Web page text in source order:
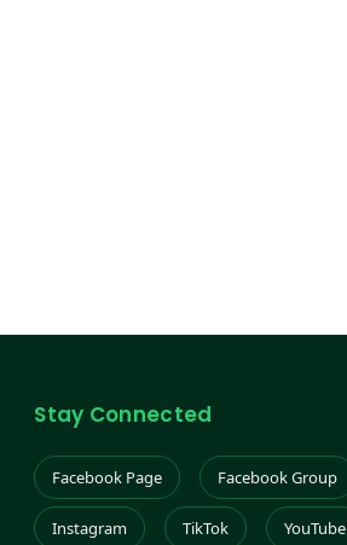
Stay Connected
Facebook Page Facebook Group
Instagram TikTok YouTube